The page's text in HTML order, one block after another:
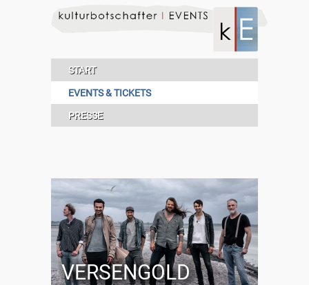
START
EVENTS & TICKETS
PRESSE
VERSENGOLD